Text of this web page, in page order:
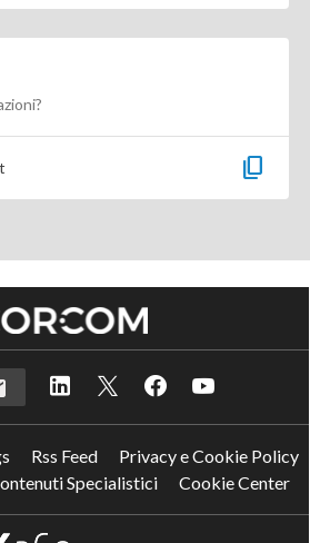
content_copy
Rss Feed
Privacy e Cookie Policy
Specialistici
Cookie Center